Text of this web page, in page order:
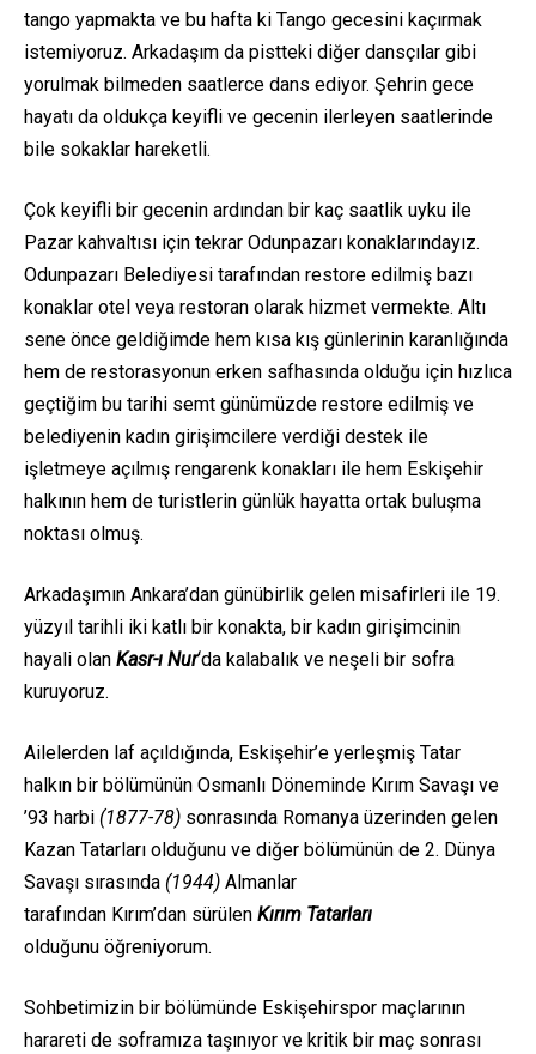
tango yapmakta ve bu hafta ki Tango gecesini kaçırmak
istemiyoruz. Arkadaşım da pistteki diğer dansçılar gibi
yorulmak bilmeden saatlerce dans ediyor. Şehrin gece
hayatı da oldukça keyifli ve gecenin ilerleyen saatlerinde
bile sokaklar hareketli.
Çok keyifli bir gecenin ardından bir kaç saatlik uyku ile
Pazar kahvaltısı için tekrar Odunpazarı konaklarındayız.
Odunpazarı Belediyesi tarafından restore edilmiş bazı
konaklar otel veya restoran olarak hizmet vermekte. Altı
sene önce geldiğimde hem kısa kış günlerinin karanlığında
hem de restorasyonun erken safhasında olduğu için hızlıca
geçtiğim bu tarihi semt günümüzde restore edilmiş ve
belediyenin kadın girişimcilere verdiği destek ile
işletmeye açılmış rengarenk konakları ile hem Eskişehir
halkının hem de turistlerin günlük hayatta ortak buluşma
noktası olmuş.
Arkadaşımın Ankara’dan günübirlik gelen misafirleri ile 19.
yüzyıl tarihli iki katlı bir konakta, bir kadın girişimcinin
hayali olan Kasr-ı Nur‘da kalabalık ve neşeli bir sofra
kuruyoruz.
Ailelerden laf açıldığında, Eskişehir’e yerleşmiş Tatar
halkın bir bölümünün Osmanlı Döneminde Kırım Savaşı ve
’93 harbi (1877-78) sonrasında Romanya üzerinden gelen
Kazan Tatarları olduğunu ve diğer bölümünün de 2. Dünya
Savaşı sırasında (1944) Almanlar
tarafından Kırım’dan sürülen Kırım Tatarları
olduğunu öğreniyorum.
Sohbetimizin bir bölümünde Eskişehirspor maçlarının
harareti de soframıza taşınıyor ve kritik bir maç sonrası